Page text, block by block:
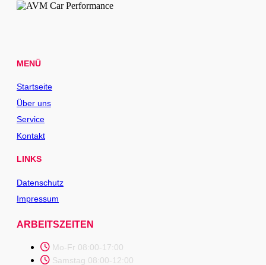
MENÜ
Startseite
Über uns
Service
Kontakt
LINKS
Datenschutz
Impressum
ARBEITSZEITEN
Mo-Fr 08:00-17:00
Samstag 08:00-12:00